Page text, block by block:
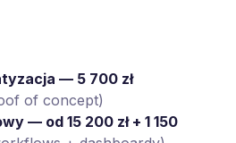
— 5 700 zł
of concept)
— od 15 200 zł + 1 150